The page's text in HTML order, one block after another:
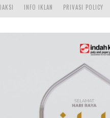
PRIVASI POLICY
INFO IKLAN